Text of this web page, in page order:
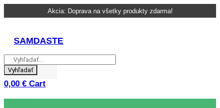
to
Akcia: Doprava na všetky produkty zdarma!
SAMDASTE
Vyhľadať
0,00 € Cart